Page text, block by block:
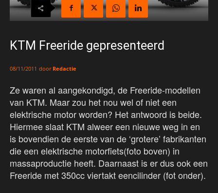
KTM Freeride gepresenteerd
08/11/2011 door Redactie
Ze waren al aangekondigd, de Freeride-modellen
van KTM. Maar zou het nou wel of niet een
elektrische motor worden? Het antwoord is beide.
Hiermee slaat KTM alweer een nieuwe weg in en
is bovendien de eerste van de ‘grotere’ fabrikanten
die een elektrische motorfiets(foto boven) in
massaproductie heeft. Daarnaast is er dus ook een
Freeride met 350cc viertakt eencilinder (fot onder).